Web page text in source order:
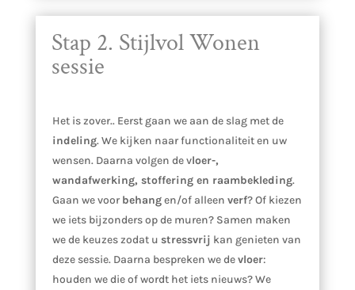
Stap 2. Stijlvol Wonen
sessie
Het is zover.. Eerst gaan we aan de slag met de
indeling. We kijken naar functionaliteit en uw
wensen. Daarna volgen de vloer-,
wandafwerking, stoffering en raambekleding.
Gaan we voor behangen/of alleen verf? Of kiezen
we iets bijzonders op de muren? Samen maken
we de keuzes zodat u stressvrij kan genieten van
deze sessie. Daarna bespreken we devloer:
houden we die of wordt het iets nieuws? We